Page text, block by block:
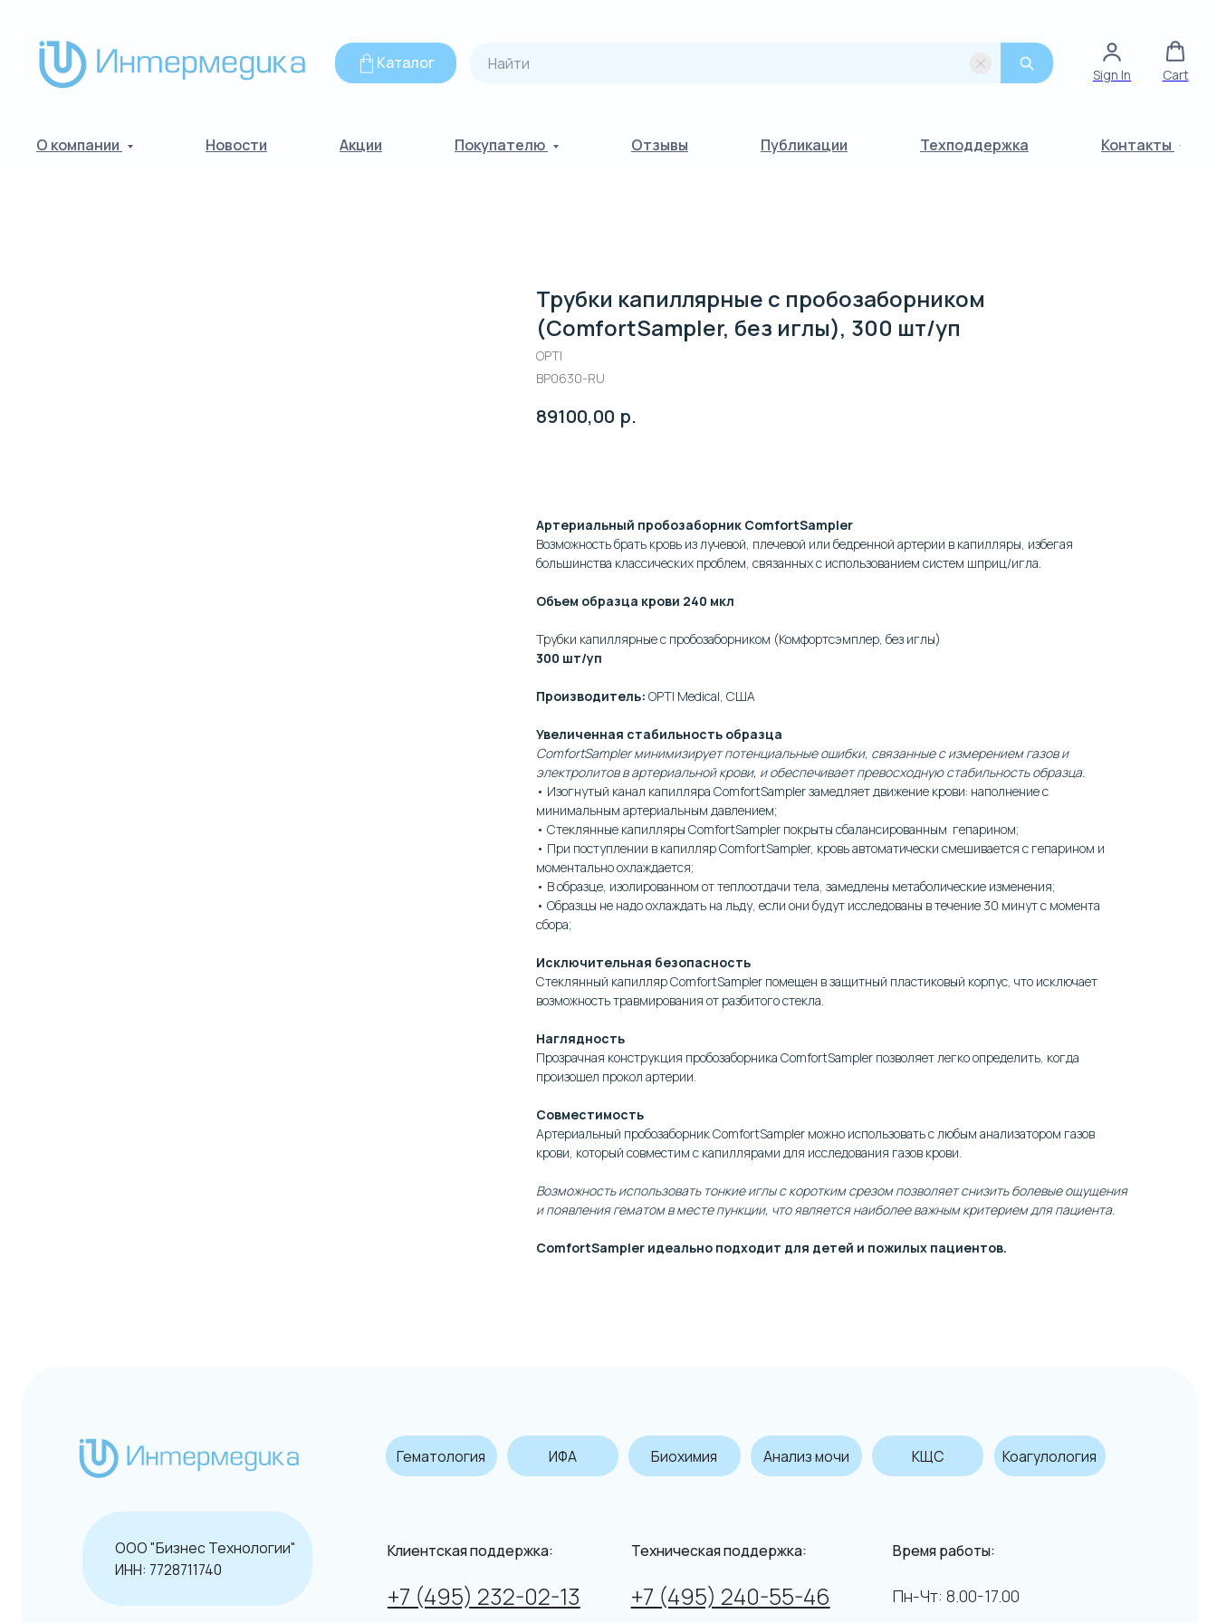
Каталог
Sign In Cart
О компании Новости Акции Покупателю Отзывы Публикации Техподдержка Контакты
Трубки капиллярные с пробозаборником
(ComfortSampler, без иглы), 300 шт/уп
OPTI
BP0630-RU
89100,00 р.
Артериальный пробозаборник ComfortSampler
Возможность брать кровь из лучевой, плечевой или бедренной артерии в капилляры, избегая
большинства классических проблем, связанных с использованием систем шприц/игла.
Объем образца крови 240 мкл
Трубки капиллярные с пробозаборником (Комфортсэмплер, без иглы)
300 шт/уп
Производитель: OPTI Medical, США
Увеличенная стабильность образца
ComfortSampler минимизирует потенциальные ошибки, связанные с измерением газов и
электролитов в артериальной крови, и обеспечивает превосходную стабильность образца.
• Изогнутый канал капилляра ComfortSampler замедляет движение крови: наполнение с
минимальным артериальным давлением;
• Стеклянные капилляры ComfortSampler покрыты сбалансированным гепарином;
• При поступлении в капилляр ComfortSampler, кровь автоматически смешивается с гепарином и
моментально охлаждается;
• В образце, изолированном от теплоотдачи тела, замедлены метаболические изменения;
• Образцы не надо охлаждать на льду, если они будут исследованы в течение 30 минут с момента
сбора;
Исключительная безопасность
Стеклянный капилляр ComfortSampler помещен в защитный пластиковый корпус, что исключает
возможность травмирования от разбитого стекла.
Наглядность
Прозрачная конструкция пробозаборника ComfortSampler позволяет легко определить, когда
произошел прокол артерии.
Совместимость
Артериальный пробозаборник ComfortSampler можно использовать с любым анализатором газов
крови, который совместим с капиллярами для исследования газов крови.
Возможность использовать тонкие иглы с коротким срезом позволяет снизить болевые ощущения
и появления гематом в месте пункции, что является наиболее важным критерием для пациента.
ComfortSampler идеально подходит для детей и пожилых пациентов.
© Интермедика 1999–2026
Политика конфиденциальности
Пятн: 8.00-16.00
info@intermedica.ru service@intermedica.ru